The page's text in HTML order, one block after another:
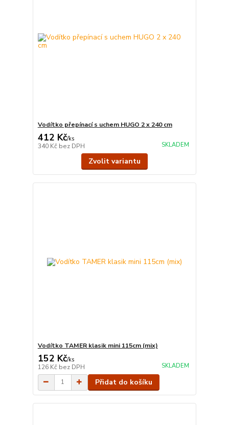
Vodítko přepínací s uchem HUGO 2 x 240 cm
412 Kč/ks
340 Kč bez DPH SKLADEM
Zvolit variantu
Vodítko TAMER klasik mini 115cm (mix)
152 Kč/ks
126 Kč bez DPH SKLADEM
Přidat do košíku